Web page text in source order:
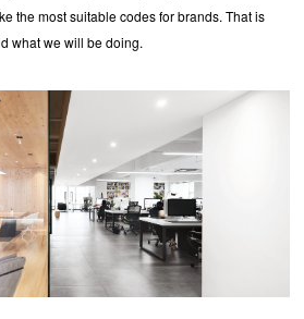
the most suitable codes for brands. That is
what we will be doing.